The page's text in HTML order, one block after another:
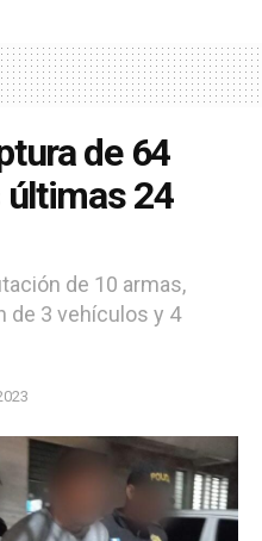
de 64
últimas 24
de 10 armas,
de 3 vehículos y 4